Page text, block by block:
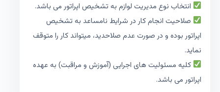
انتخاب نوع مدیریت لوازم به تشخیص اپراتور می باشد.
صلاحیت انجام کار در شرایط نامساعد به تشخیص
اپراتور بوده و در صورت عدم صلاحدید، میتواند کار را متوقف
نماید.
کلیه مسئولیت های اجرایی (آموزش و مراقبت) به عهده
اپراتور می باشد.